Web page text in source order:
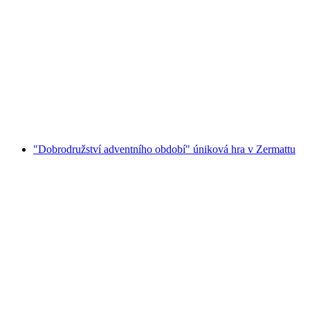
"Dobrodružství adventního období" úniková hra v Zermattu